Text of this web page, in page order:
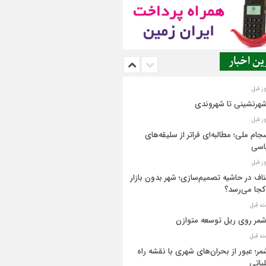
اخبار
تا شهروندی
ملی؛ مطالبه‌ای فراتر از سلیقه‌های
در حاشیه تصمیم‌سازی؛ شهر بدون بازار
می‌رسد؟
روی ریل توسعه متوازن
عبور از بحران‌های شهری با نقشه راه